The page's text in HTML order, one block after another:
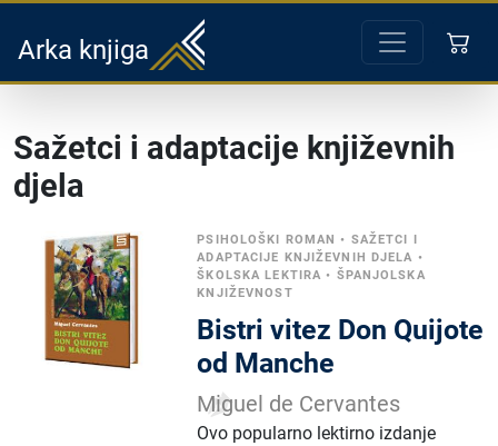
Arka knjiga
Sažetci i adaptacije književnih
djela
PSIHOLOŠKI ROMAN • SAŽETCI I
ADAPTACIJE KNJIŽEVNIH DJELA •
ŠKOLSKA LEKTIRA • ŠPANJOLSKA
KNJIŽEVNOST
Bistri vitez Don Quijote
od Manche
Miguel de Cervantes
Ovo popularno lektirno izdanje